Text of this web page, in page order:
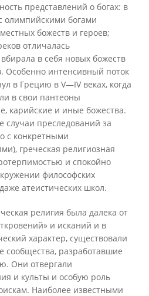
представлений о богах: в
олимпийскими богами
божеств и героев;
отличалась
в себя новых божеств
Особенно интенсивный поток
в Грецию в V—IV веках, когда
в свои пантеоны
карийские и иные божества.
случаи преследований за
с конкретными
греческая религиозная
и спокойно
философских
атеистических школ.
религия была далека от
и исканий и в
характер, существовали
сообщества, разработавшие
Они отвергали
и культы и особую роль
Наиболее известными